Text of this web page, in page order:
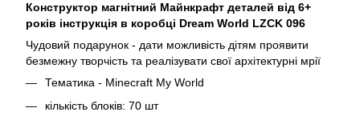
Конструктор магнітний Майнкрафт деталей від 6+
років інструкція в коробці Dream World LZCK 096
Чудовий подарунок - дати можливість дітям проявити
безмежну творчість та реалізувати свої архітектурні мрії
Тематика - Minecraft My World
кількість блоків: 70 шт